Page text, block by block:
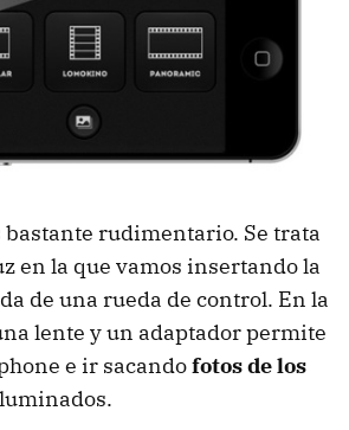
rudimentario. Se trata
en la que vamos insertando la
de una rueda de control. En la
lente y un adaptador permite
e ir sacandofotos de los